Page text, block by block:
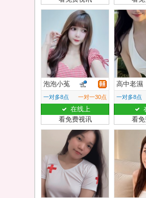
泡泡小菟
一对多8点 一对一30点
在线上
看免费视讯
高中老濕
一对多8点
看